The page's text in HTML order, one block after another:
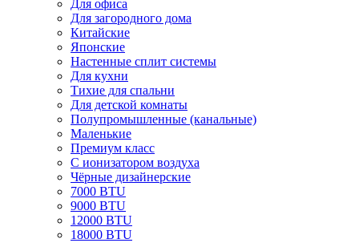
Для офиса
Для загородного дома
Китайские
Японские
Настенные сплит системы
Для кухни
Тихие для спальни
Для детской комнаты
Полупромышленные (канальные)
Маленькие
Премиум класс
C ионизатором воздуха
Чёрные дизайнерские
7000 BTU
9000 BTU
12000 BTU
18000 BTU